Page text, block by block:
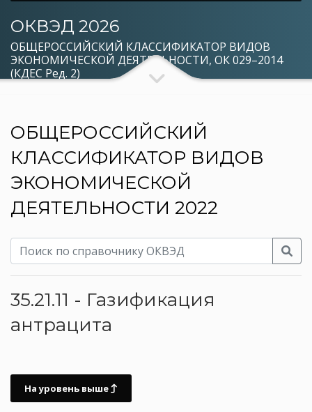
ОКВЭД 2026
ОБЩЕРОССИЙСКИЙ КЛАССИФИКАТОР ВИДОВ
ЭКОНОМИЧЕСКОЙ ДЕЯТЕЛЬНОСТИ, ОК 029–2014
(КДЕС Ред. 2)
ОБЩЕРОССИЙСКИЙ
КЛАССИФИКАТОР ВИДОВ
ЭКОНОМИЧЕСКОЙ
ДЕЯТЕЛЬНОСТИ 2022
35.21.11 - Газификация
антрацита
На уровень выше